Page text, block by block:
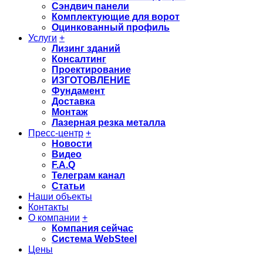
Сэндвич панели
Комплектующие для ворот
Оцинкованный профиль
Услуги +
Лизинг зданий
Консалтинг
Проектирование
ИЗГОТОВЛЕНИЕ
Фундамент
Доставка
Монтаж
Лазерная резка металла
Пресс-центр +
Новости
Видео
F.A.Q
Телеграм канал
Статьи
Наши объекты
Контакты
О компании +
Компания сейчас
Система WebSteel
Цены